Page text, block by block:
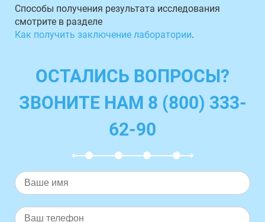
Способы получения результата исследования
смотрите в разделе
Как получить заключение лаборатории.
ОСТАЛИСЬ ВОПРОСЫ?
ЗВОНИТЕ НАМ 8 (800) 333-
62-90